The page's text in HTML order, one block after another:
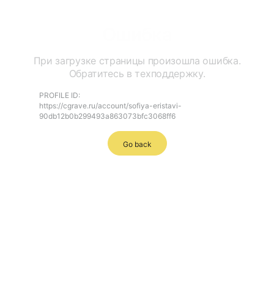
При загрузке страницы произошла ошибка.
Обратитесь в техподдержку.
PROFILE ID:
https://cgrave.ru/account/sofiya-eristavi-
90db12b0b299493a863073bfc3068ff6
Go back